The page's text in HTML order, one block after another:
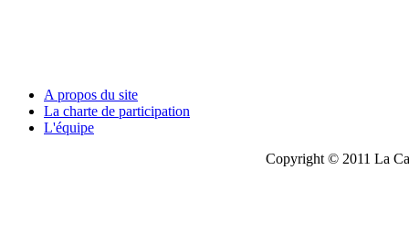
A propos du site
La charte de participation
L'équipe
Copyright © 2011 La